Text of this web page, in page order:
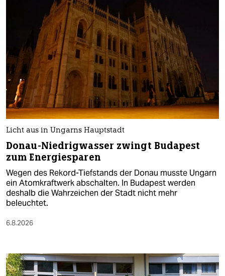
Licht aus in Ungarns Hauptstadt
Donau-Niedrigwasser zwingt Budapest
zum Energiesparen
Wegen des Rekord-Tiefstands der Donau musste Ungarn
ein Atomkraftwerk abschalten. In Budapest werden
deshalb die Wahrzeichen der Stadt nicht mehr
beleuchtet.
6.8.2026